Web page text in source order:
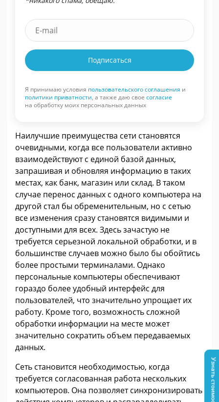
Подписаться
Я принимаю условия пользовательского соглашения и
политики приватности, а также даю свое согласие
на обработку моих персональных данных
Наилучшие преимущества сети становятся
очевидными, когда все пользователи активно
взаимодействуют с единой базой данных,
запрашивая и обновляя информацию в таких
местах, как банк, магазин или склад. В таком
случае перенос данных с одного компьютера на
другой стал бы обременительным, но с сетью
все изменения сразу становятся видимыми и
доступными для всех. Здесь зачастую не
требуется серьезной локальной обработки, и в
большинстве случаев можно было бы обойтись
более простыми терминалами. Однако
персональные компьютеры обеспечивают
гораздо более удобный интерфейс для
пользователей, что значительно упрощает их
работу. Кроме того, возможность сложной
обработки информации на месте может
значительно сократить объем передаваемых
данных.
Сеть становится необходимостью, когда
требуется согласованная работа нескольких
компьютеров. Она позволяет синхронизировать
Узнать стоимость